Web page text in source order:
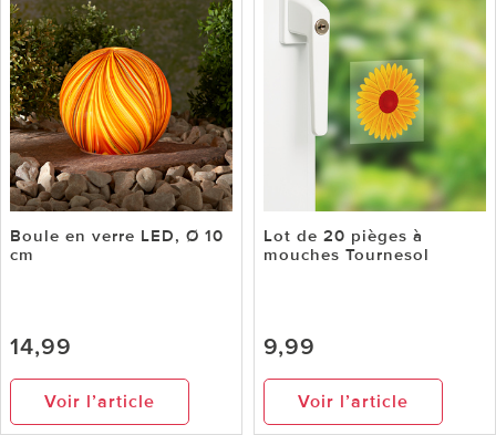
Boule en verre LED, Ø 10
cm
14,99
Voir l’article
Lot de 20 pièges à
mouches Tournesol
9,99
Voir l’article